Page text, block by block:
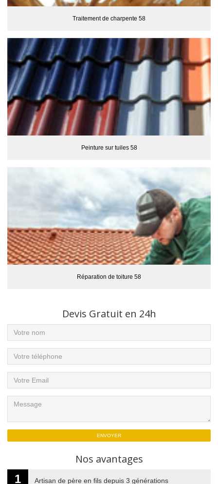
Traitement de charpente 58
Peinture sur tuiles 58
Réparation de toiture 58
Devis Gratuit en 24h
Nos avantages
1
Artisan de père en fils depuis 3 générations